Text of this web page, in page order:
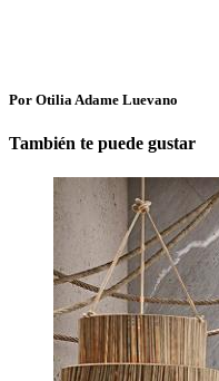
Por Otilia Adame Luevano
También te puede gustar